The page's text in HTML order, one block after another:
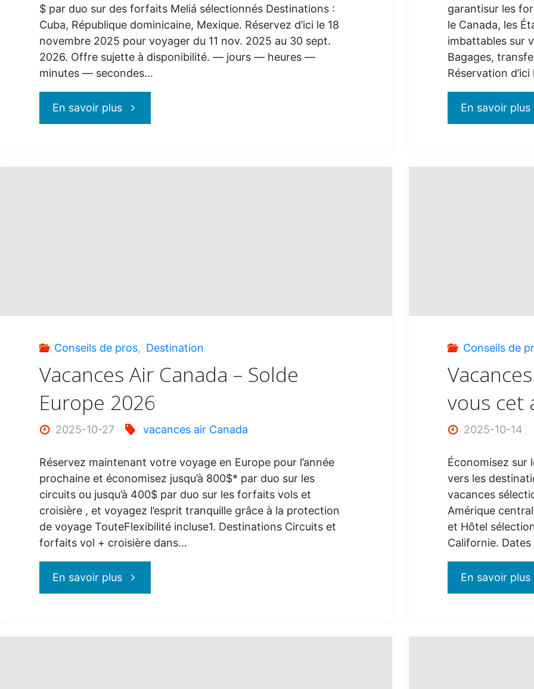
garantisur les
le Canada, les
imbattables sur
Bagages,
Réservation
En savoir plus
$ par duo sur des forfaits Meliá sélectionnés Destinations :
Cuba, République dominicaine, Mexique. Réservez d’ici le 18
novembre 2025 pour voyager du 11 nov. 2025 au 30 sept.
2026. Offre sujette à disponibilité. — jours — heures —
minutes — secondes…
En savoir plus"Avant-
Meliá
avec
Vacances
Air
Canada"
Conseils de pros, Destination
Vacances Air Canada – Solde
Europe 2026
2025-10-27 vacances air Canada
Réservez maintenant votre voyage en Europe pour l’année
prochaine et économisez jusqu’à 800$* par duo sur les
circuits ou jusqu’à 400$ par duo sur les forfaits vols et
croisière , et voyagez l’esprit tranquille grâce à la protection
de voyage TouteFlexibilité incluse1. Destinations Circuits et
forfaits vol + croisière dans…
En savoir plus"Vacances
Conseils de
vous cet
2025-10-14
Économisez sur
vers les
vacances
Amérique
et Hôtel
Californie.
En savoir plus